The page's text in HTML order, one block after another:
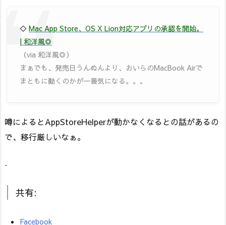
◇ Mac App Store、OS X Lion対応アプリの承認を開始。
| 和洋風◎
（via 和洋風◎）
まぁでも、発売日うんぬんより、おいらのMacBook Airで
まともに動くのかが一番気になる。。。
噂によるとAppStoreHelperが動かなくなるとの話があるの
で、移行厳しいなぁ。
.
共有:
Facebook